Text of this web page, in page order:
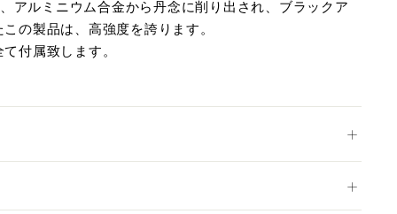
アルミニウム合金から丹念に削り出され、ブラックア
の製品は、高強度を誇ります。
付属致します。